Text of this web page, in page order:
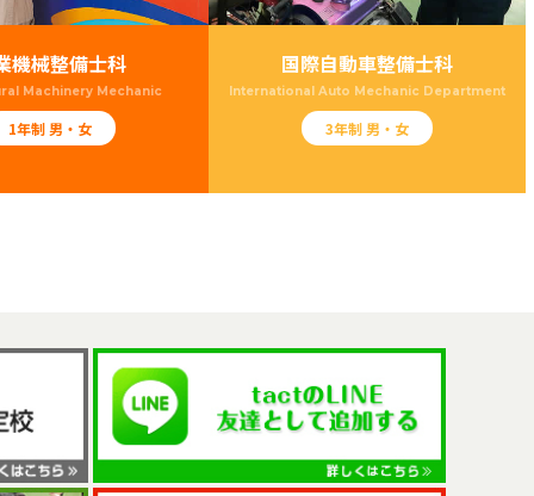
機械整備士科
Machinery Mechanic
1年制 男・女
国際自動車整備士科
International Auto Mechanic Department
3年制 男・女